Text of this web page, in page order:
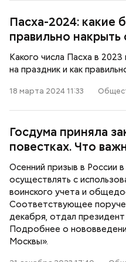
Пасха-2024: какие
правильно накрыть
Какого числа Пасха в
на праздник и как
18 марта 2024 11:33
Госдума приняла
повестках. Что
Осенний призыв в России
осуществлять с
воинского учета и
Соответствующее
декабря, отдал
Подробнее о
Москвы».